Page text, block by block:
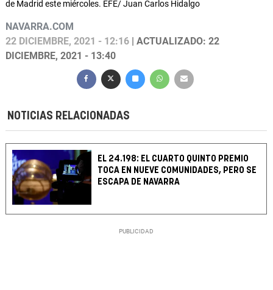
de Madrid este miércoles. EFE/ Juan Carlos Hidalgo
NAVARRA.COM
22 DICIEMBRE, 2021 - 12:16 | ACTUALIZADO: 22
DICIEMBRE, 2021 - 13:40
NOTICIAS RELACIONADAS
EL 24.198: EL CUARTO QUINTO PREMIO
TOCA EN NUEVE COMUNIDADES, PERO SE
ESCAPA DE NAVARRA